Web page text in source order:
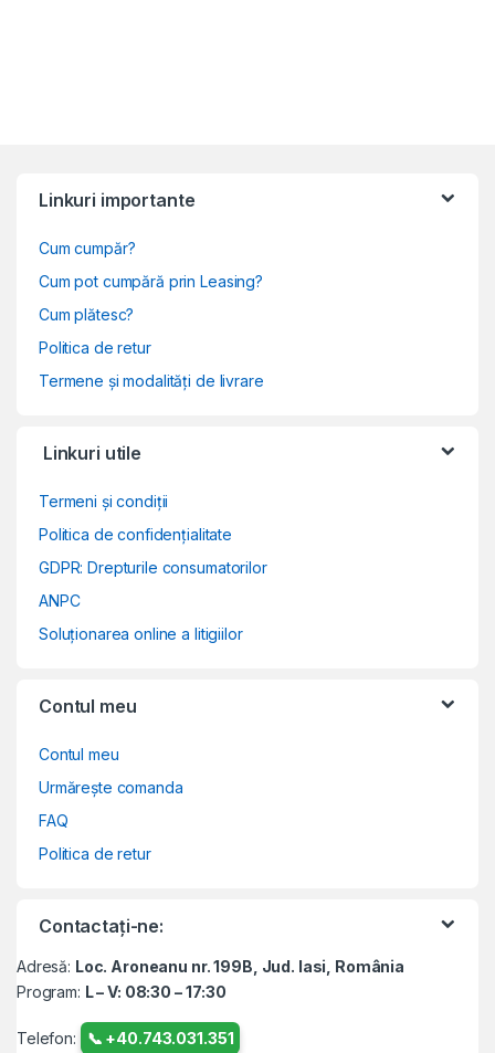
Linkuri importante
Cum cumpăr?
Cum pot cumpără prin Leasing?
Cum plătesc?
Politica de retur
Termene și modalități de livrare
Linkuri utile
Termeni și condiții
Politica de confidențialitate
GDPR: Drepturile consumatorilor
ANPC
Soluționarea online a litigiilor
Contul meu
Contul meu
Urmărește comanda
FAQ
Politica de retur
Contactați-ne:
Adresă: Loc. Aroneanu nr. 199B, Jud. Iasi, România
Program: L – V: 08:30 – 17:30
Telefon: 📞 +40.743.031.351